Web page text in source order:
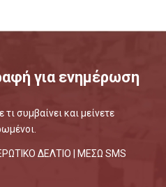
για ενημέρωση
τι συμβαίνει και μείνετε
ΔΕΛΤΙΟ | ΜΕΣΩ SMS